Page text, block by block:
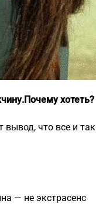
Почему хотеть?
вывод, что все и так
— не экстрасенс